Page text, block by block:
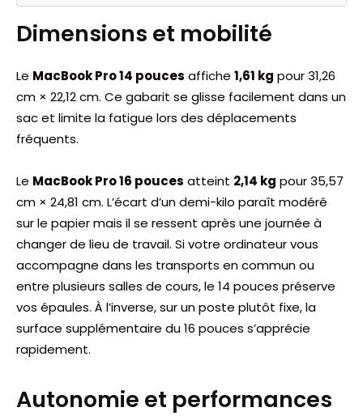
Dimensions et mobilité
Le MacBook Pro 14 pouces affiche 1,61 kg pour 31,26
cm × 22,12 cm. Ce gabarit se glisse facilement dans un
sac et limite la fatigue lors des déplacements
fréquents.
Le MacBook Pro 16 pouces atteint 2,14 kg pour 35,57
cm × 24,81 cm. L’écart d’un demi-kilo paraît modéré
sur le papier mais il se ressent après une journée à
changer de lieu de travail. Si votre ordinateur vous
accompagne dans les transports en commun ou
entre plusieurs salles de cours, le 14 pouces préserve
vos épaules. À l’inverse, sur un poste plutôt fixe, la
surface supplémentaire du 16 pouces s’apprécie
rapidement.
Autonomie et performances